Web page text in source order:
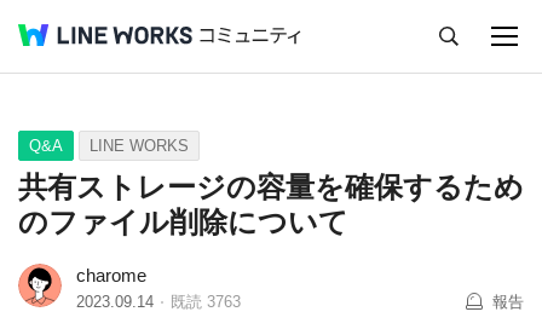
Q&A Tips Ideas
Q&A LINE WORKS
共有ストレージの容量を確保するため
のファイル削除について
charome
2023.09.14 既読 3763 報告